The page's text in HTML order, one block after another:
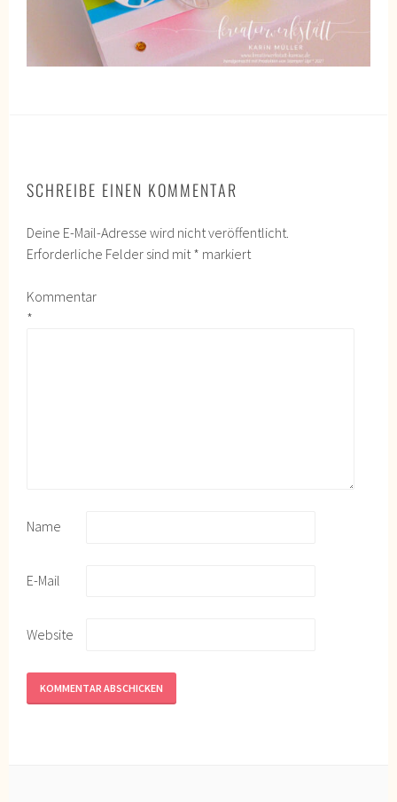
SCHREIBE EINEN KOMMENTAR
Deine E-Mail-Adresse wird nicht veröffentlicht.
Erforderliche Felder sind mit* markiert
Kommentar
*
Name
E-Mail
Website